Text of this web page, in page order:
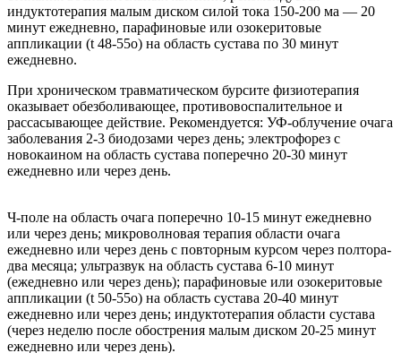
индуктотерапия малым диском силой тока 150-200 ма — 20
минут ежедневно, парафиновые или озокеритовые
аппликации (t 48-55о) на область сустава по 30 минут
ежедневно.
При хроническом травматическом бурсите физиотерапия
оказывает обезболивающее, противовоспалительное и
рассасывающее действие. Рекомендуется: УФ-облучение очага
заболевания 2-3 биодозами через день; электрофорез с
новокаином на область сустава поперечно 20-30 минут
ежедневно или через день.
Ч-поле на область очага поперечно 10-15 минут ежедневно
или через день; микроволновая терапия области очага
ежедневно или через день с повторным курсом через полтора-
два месяца; ультразвук на область сустава 6-10 минут
(ежедневно или через день); парафиновые или озокеритовые
аппликации (t 50-55о) на область сустава 20-40 минут
ежедневно или через день; индуктотерапия области сустава
(через неделю после обострения малым диском 20-25 минут
ежедневно или через день).